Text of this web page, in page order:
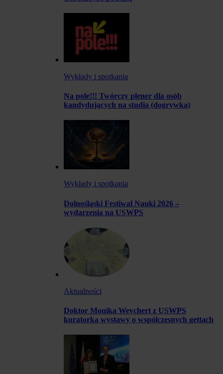
Wykłady i spotkania
Na pole!!! Twórczy plener dla osób
kandydujących na studia (dogrywka)
Wykłady i spotkania
Dolnośląski Festiwal Nauki 2026 –
wydarzenia na USWPS
Aktualności
Doktor Monika Weychert z USWPS
kuratorką wystawy o współczesnych gettach